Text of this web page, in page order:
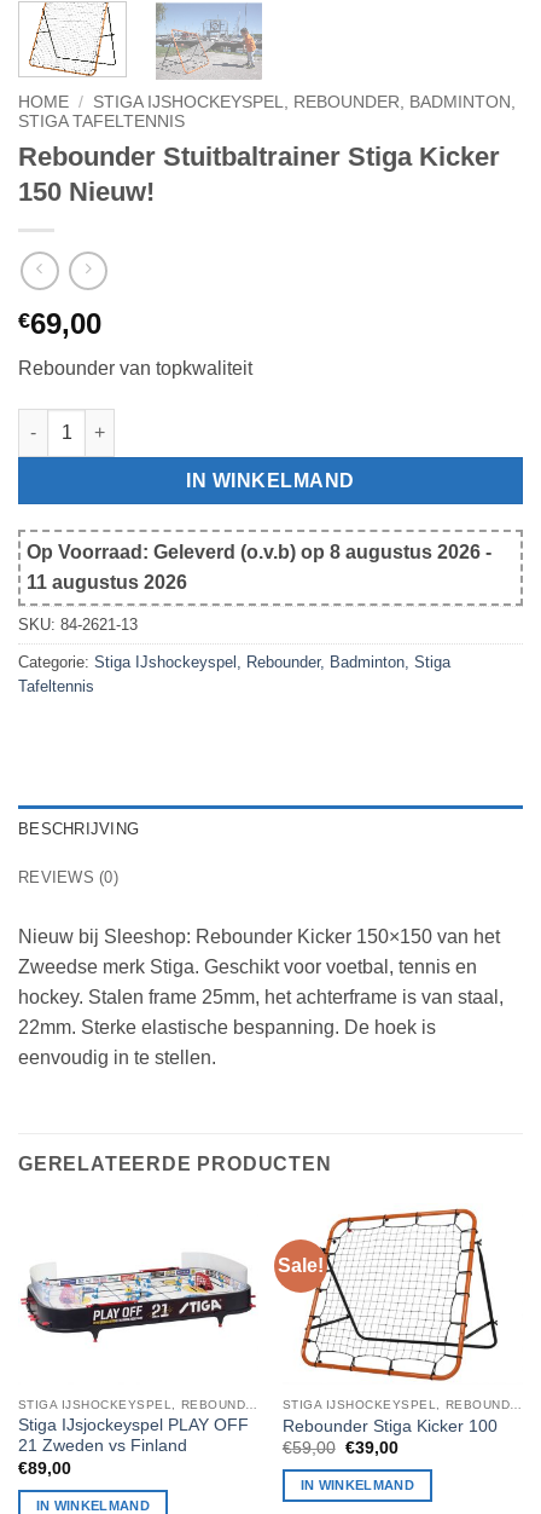
HOME / STIGA IJSHOCKEYSPEL, REBOUNDER, BADMINTON,
STIGA TAFELTENNIS
Rebounder Stuitbaltrainer Stiga Kicker
150 Nieuw!
€69,00
Rebounder van topkwaliteit
Rebounder Stuitbaltrainer Stiga Kicker 150 Nieuw! aantal
IN WINKELMAND
Op Voorraad: Geleverd (o.v.b) op 8 augustus 2026 -
11 augustus 2026
SKU: 84-2621-13
Categorie: Stiga IJshockeyspel, Rebounder, Badminton, Stiga
Tafeltennis
BESCHRIJVING
REVIEWS (0)
Nieuw bij Sleeshop: Rebounder Kicker 150×150 van het
Zweedse merk Stiga. Geschikt voor voetbal, tennis en
hockey. Stalen frame 25mm, het achterframe is van staal,
22mm. Sterke elastische bespanning. De hoek is
eenvoudig in te stellen.
GERELATEERDE PRODUCTEN
Stiga IJsjockeyspel PLAY OFF
21 Zweden vs Finland
€89,00
IN WINKELMAND
Sale!
Rebounder Stiga Kicker 100
€59,00 Oorspronkelijke
was:
€59,00.
€39,00Huidige
is:
€39,00.
IN WINKELMAND